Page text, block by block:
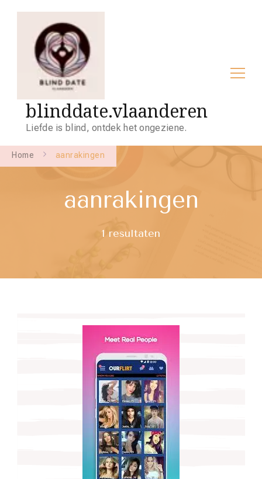
blinddate.vlaanderen
Liefde is blind, ontdek het ongeziene.
Home aanrakingen
aanrakingen
1 resultaten